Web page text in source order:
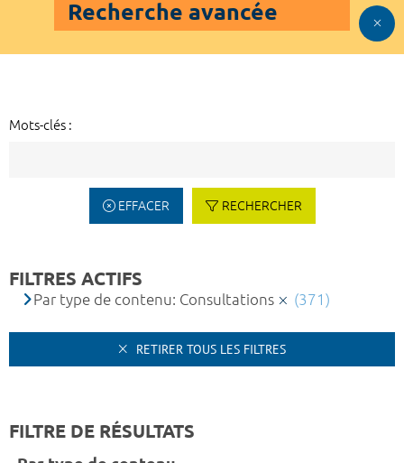
Recherche avancée
Mots-clés :
EFFACER RECHERCHER
FILTRES ACTIFS
Par type de contenu: Consultations (371)
RETIRER TOUS LES FILTRES
FILTRE DE RÉSULTATS